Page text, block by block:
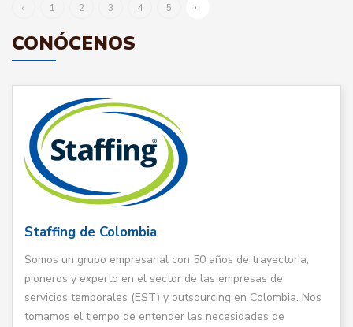
‹ 1 2 3 4 5 ›
CONÓCENOS
Staffing de Colombia
Somos un grupo empresarial con 50 años de trayectoria,
pioneros y experto en el sector de las empresas de
servicios temporales (EST) y outsourcing en Colombia. Nos
tomamos el tiempo de entender las necesidades de